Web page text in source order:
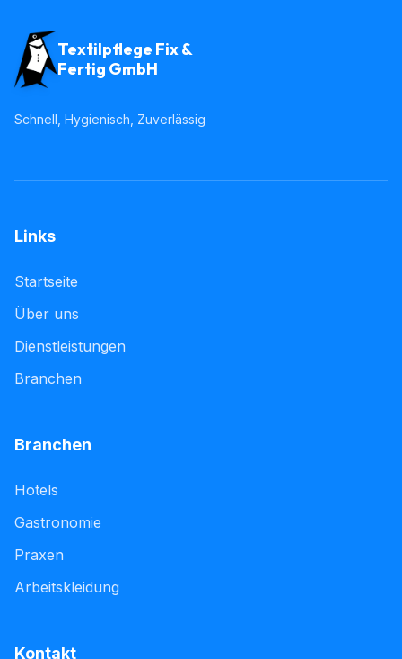
Textilpflege Fix &
Fertig GmbH
Schnell, Hygienisch, Zuverlässig
Links
Startseite
Über uns
Dienstleistungen
Branchen
Branchen
Hotels
Gastronomie
Praxen
Arbeitskleidung
Kontakt